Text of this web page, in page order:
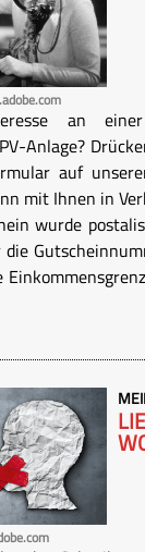
an
Anlage?
auf
mit Ihnen in
wurde